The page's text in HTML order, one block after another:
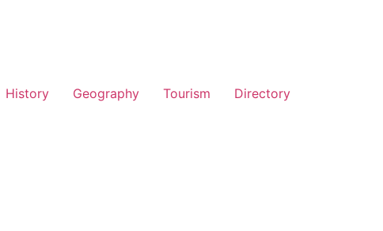
History Geography Tourism Directory